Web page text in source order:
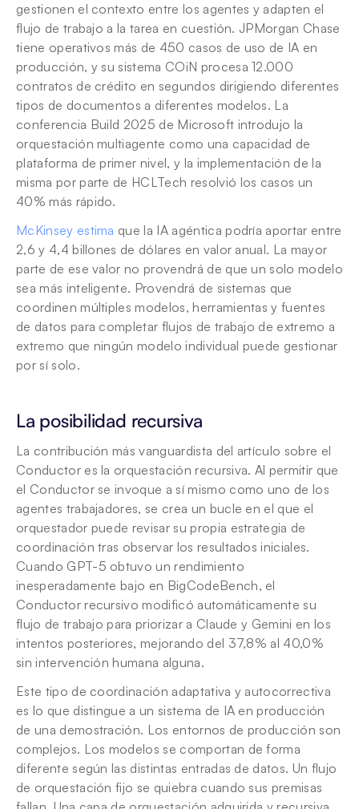
gestionen el contexto entre los agentes y adapten el
flujo de trabajo a la tarea en cuestión. JPMorgan Chase
tiene operativos más de 450 casos de uso de IA en
producción, y su sistema COiN procesa 12.000
contratos de crédito en segundos dirigiendo diferentes
tipos de documentos a diferentes modelos. La
conferencia Build 2025 de Microsoft introdujo la
orquestación multiagente como una capacidad de
plataforma de primer nivel, y la implementación de la
misma por parte de HCLTech resolvió los casos un
40% más rápido.
McKinsey estima que la IA agéntica podría aportar entre
2,6 y 4,4 billones de dólares en valor anual. La mayor
parte de ese valor no provendrá de que un solo modelo
sea más inteligente. Provendrá de sistemas que
coordinen múltiples modelos, herramientas y fuentes
de datos para completar flujos de trabajo de extremo a
extremo que ningún modelo individual puede gestionar
por sí solo.
La posibilidad recursiva
La contribución más vanguardista del artículo sobre el
Conductor es la orquestación recursiva. Al permitir que
el Conductor se invoque a sí mismo como uno de los
agentes trabajadores, se crea un bucle en el que el
orquestador puede revisar su propia estrategia de
coordinación tras observar los resultados iniciales.
Cuando GPT-5 obtuvo un rendimiento
inesperadamente bajo en BigCodeBench, el
Conductor recursivo modificó automáticamente su
flujo de trabajo para priorizar a Claude y Gemini en los
intentos posteriores, mejorando del 37,8% al 40,0%
sin intervención humana alguna.
Este tipo de coordinación adaptativa y autocorrectiva
es lo que distingue a un sistema de IA en producción
de una demostración. Los entornos de producción son
complejos. Los modelos se comportan de forma
diferente según las distintas entradas de datos. Un flujo
de orquestación fijo se quiebra cuando sus premisas